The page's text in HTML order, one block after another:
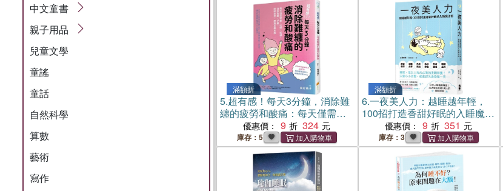
中文童書
親子用品
兒童文學
童謠
童話
自然科學
算數
藝術
寫作
滿額折
5.超有感！每天3分鐘，消除難
纏的疲勞和酸痛：每天僅需彎
曲、拉伸、扭轉！消除肩酸、
浮腫、眼睛疲勞、腰痛及倦怠
感
優惠價： 9 324
庫存：5
滿額折
6.一夜美人力：越睡越年輕，
100招打造香甜好眠的入睡魔法
優惠價： 9 351
庫存：3